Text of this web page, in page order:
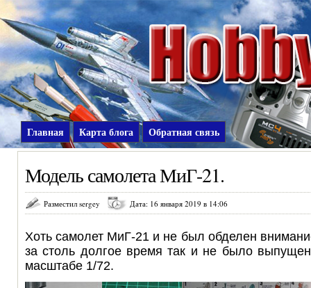
Главная Карта блога Обратная связь
Модель самолета МиГ-21.
Разместил sergey Дата: 16 января 2019 в 14:06
Хоть самолет МиГ-21 и не был обделен
за столь долгое время так и не было
масштабе 1/72.